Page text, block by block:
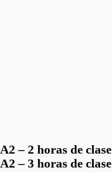
A2 – 2 horas de
A2 – 3 horas de